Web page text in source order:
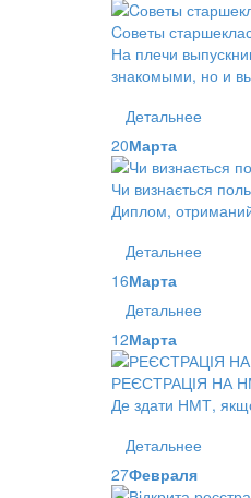
Cоветы
На плечи
знакомыми, но и
Детальнее
20Марта
Чи визнається
Диплом, отриманий
Детальнее
16Марта
Детальнее
12Марта
РЕЄСТРАЦІЯ НА
Де здати НМТ,
Детальнее
27Февраля